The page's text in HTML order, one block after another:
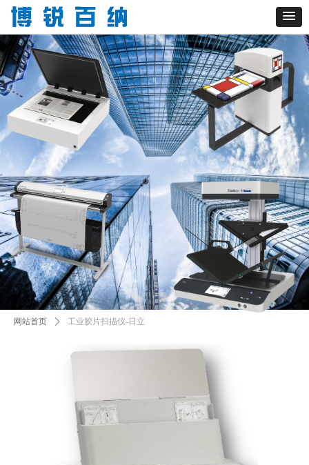
网站首页 ꄲ 工业胶片扫描仪-日立